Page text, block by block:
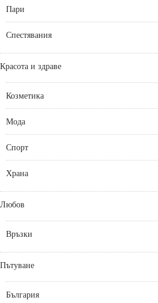
Пари
Спестявания
Красота и здраве
Козметика
Мода
Спорт
Храна
Любов
Връзки
Пътуване
България